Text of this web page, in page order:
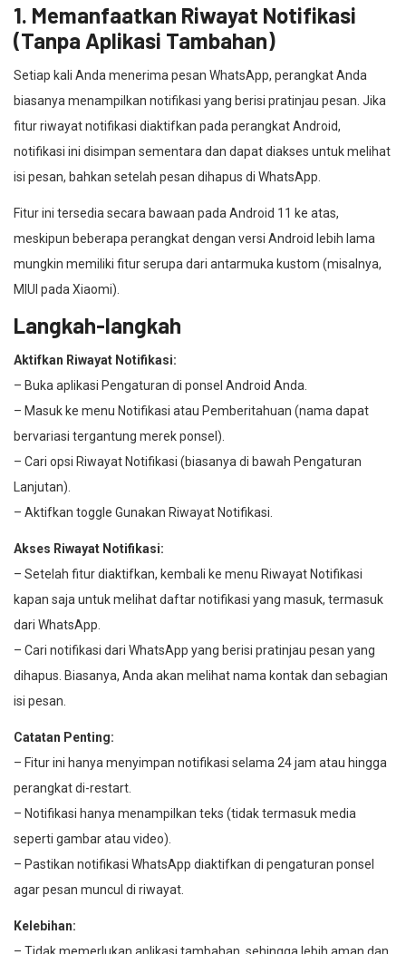
1. Memanfaatkan Riwayat Notifikasi
(Tanpa Aplikasi Tambahan)
Setiap kali Anda menerima pesan WhatsApp, perangkat Anda
biasanya menampilkan notifikasi yang berisi pratinjau pesan. Jika
fitur riwayat notifikasi diaktifkan pada perangkat Android,
notifikasi ini disimpan sementara dan dapat diakses untuk melihat
isi pesan, bahkan setelah pesan dihapus di WhatsApp.
Fitur ini tersedia secara bawaan pada Android 11 ke atas,
meskipun beberapa perangkat dengan versi Android lebih lama
mungkin memiliki fitur serupa dari antarmuka kustom (misalnya,
MIUI pada Xiaomi).
Langkah-langkah
Aktifkan Riwayat Notifikasi:
– Buka aplikasi Pengaturan di ponsel Android Anda.
– Masuk ke menu Notifikasi atau Pemberitahuan (nama dapat
bervariasi tergantung merek ponsel).
– Cari opsi Riwayat Notifikasi (biasanya di bawah Pengaturan
Lanjutan).
– Aktifkan toggle Gunakan Riwayat Notifikasi.
Akses Riwayat Notifikasi:
– Setelah fitur diaktifkan, kembali ke menu Riwayat Notifikasi
kapan saja untuk melihat daftar notifikasi yang masuk, termasuk
dari WhatsApp.
– Cari notifikasi dari WhatsApp yang berisi pratinjau pesan yang
dihapus. Biasanya, Anda akan melihat nama kontak dan sebagian
isi pesan.
Catatan Penting:
– Fitur ini hanya menyimpan notifikasi selama 24 jam atau hingga
perangkat di-restart.
– Notifikasi hanya menampilkan teks (tidak termasuk media
seperti gambar atau video).
– Pastikan notifikasi WhatsApp diaktifkan di pengaturan ponsel
agar pesan muncul di riwayat.
Kelebihan: